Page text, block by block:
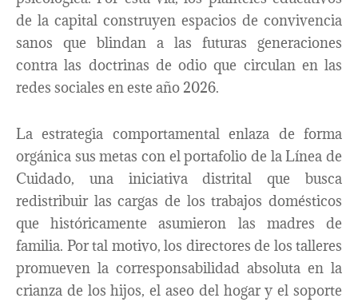
de la capital construyen espacios de convivencia
sanos que blindan a las futuras generaciones
contra las doctrinas de odio que circulan en las
redes sociales en este año 2026.
La estrategia comportamental enlaza de forma
orgánica sus metas con el portafolio de la Línea de
Cuidado, una iniciativa distrital que busca
redistribuir las cargas de los trabajos domésticos
que históricamente asumieron las madres de
familia. Por tal motivo, los directores de los talleres
promueven la corresponsabilidad absoluta en la
crianza de los hijos, el aseo del hogar y el soporte